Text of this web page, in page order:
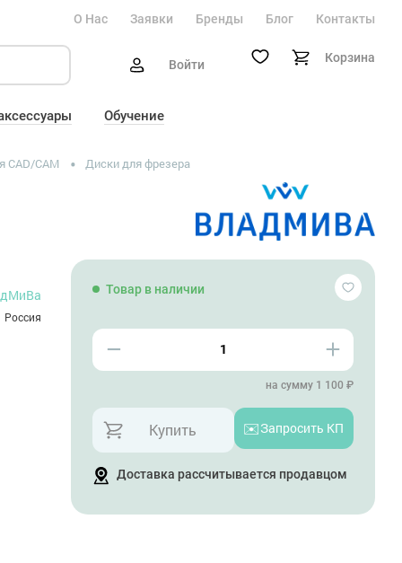
О Нас Заявки Бренды Блог Контакты
Войти Корзина
Обучение
CAD/CAM Диски для фрезера
Россия
Товар в наличии
на сумму 1 100 ₽
Купить ✉️Запросить КП
Доставка рассчитывается продавцом